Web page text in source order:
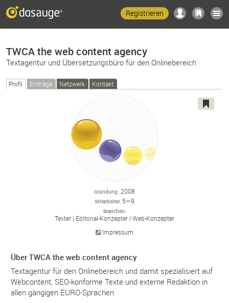
Registrieren
TWCA the web content agency
Textagentur und Übersetzungsbüro für den Onlinebereich
Profil Einträge Netzwerk Kontakt
Gründung 2008
Mitarbeiter 5—9
Branchen
Texter Editorial-Konzepter Web-Konzepter
Impressum
Über TWCA the web content agency
Textagentur für den Onlinebereich und damit spezialisiert auf
Webcontent, SEO-konforme Texte und externe Redaktion in
allen gängigen EURO-Sprachen